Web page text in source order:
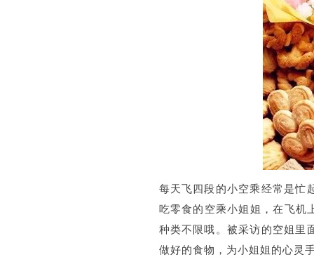
每天飞四段的小空乘经常是忙
吃零食的空乘小姐姐，在飞机
种类不限哦。被采访的空姐里
做好的食物，为小姐姐的心灵